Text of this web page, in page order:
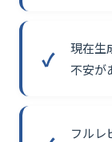
現在生
不安が
フルレ